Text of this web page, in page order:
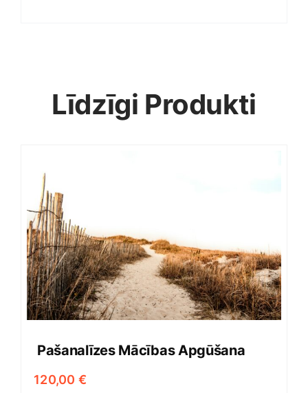
Līdzīgi Produkti
Pašanalīzes Mācības Apgūšana
120,00 €